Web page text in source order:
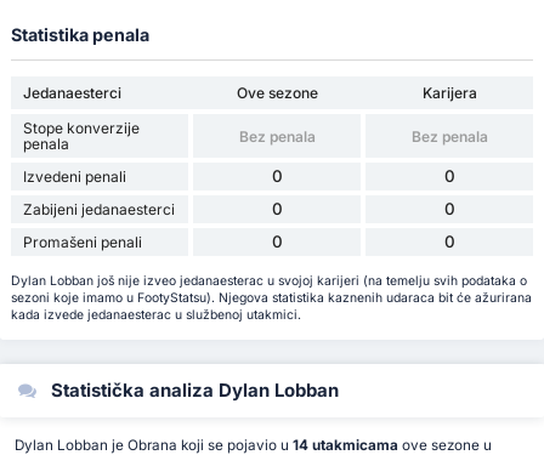
Statistika penala
Jedanaesterci Ove sezone
Karijera
Stope konverzije
penala
Bez penala Bez penala
Izvedeni penali 0 0
Zabijeni jedanaesterci 0 0
Promašeni penali 0 0
Dylan Lobban još nije izveo jedanaesterac u svojoj karijeri (na temelju svih podataka o
sezoni koje imamo u FootyStatsu). Njegova statistika kaznenih udaraca bit će ažurirana
kada izvede jedanaesterac u službenoj utakmici.
Statistička analiza Dylan Lobban
Dylan Lobban je Obrana koji se pojavio u 14 utakmicama ove sezone u